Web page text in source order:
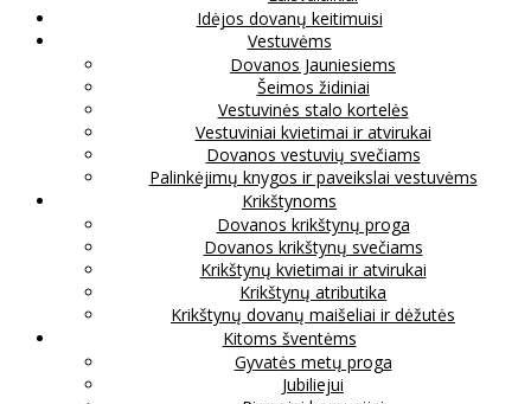
Idėjos dovanų keitimuisi
Vestuvėms
Dovanos Jauniesiems
Šeimos židiniai
Vestuvinės stalo kortelės
Vestuviniai kvietimai ir atvirukai
Dovanos vestuvių svečiams
Palinkėjimų knygos ir paveikslai vestuvėms
Krikštynoms
Dovanos krikštynų proga
Dovanos krikštynų svečiams
Krikštynų kvietimai ir atvirukai
Krikštynų atributika
Krikštynų dovanų maišeliai ir dėžutės
Kitoms šventėms
Gyvatės metų proga
Jubiliejui